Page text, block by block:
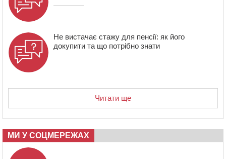
Не вистачає стажу для пенсії: як його
докупити та що потрібно знати
Читати ще
МИ У СОЦМЕРЕЖАХ